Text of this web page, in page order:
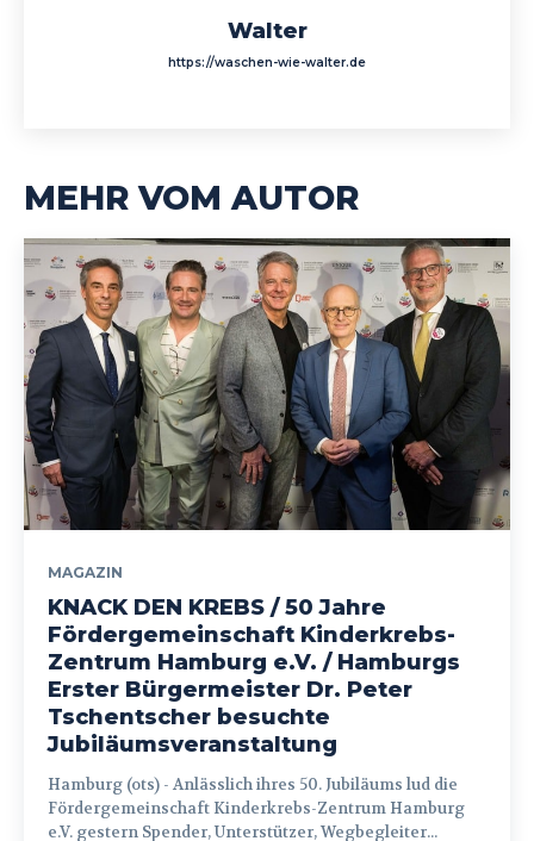
Walter
https://waschen-wie-walter.de
MEHR VOM AUTOR
MAGAZIN
KNACK DEN KREBS / 50 Jahre
Fördergemeinschaft Kinderkrebs-
Zentrum Hamburg e.V. / Hamburgs
Erster Bürgermeister Dr. Peter
Tschentscher besuchte
Jubiläumsveranstaltung
Hamburg (ots) - Anlässlich ihres 50. Jubiläums lud die
Fördergemeinschaft Kinderkrebs-Zentrum Hamburg
e.V. gestern Spender, Unterstützer, Wegbegleiter...